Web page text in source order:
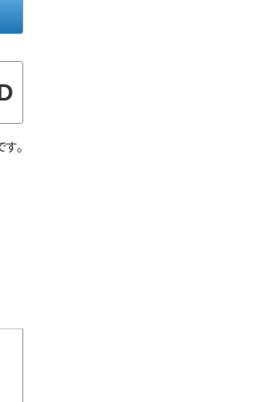
。